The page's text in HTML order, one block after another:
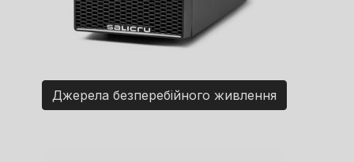
Джерела безперебійного живлення